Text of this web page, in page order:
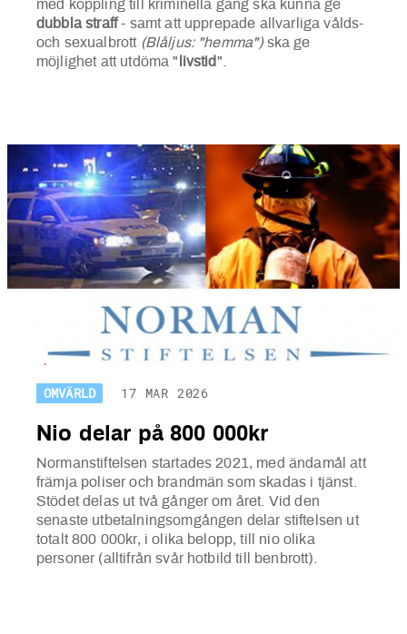
med koppling till kriminella gäng ska kunna ge
dubbla straff- samt att upprepade allvarliga vålds-
och sexualbrott (Blåljus: "hemma")ska ge
möjlighet att utdöma " livstid".
OMVÄRLD 17 MAR 2026
Nio delar på 800 000kr
Normanstiftelsen startades 2021, med ändamål att
främja poliser och brandmän som skadas i tjänst.
Stödet delas ut två gånger om året. Vid den
senaste utbetalningsomgången delar stiftelsen ut
totalt 800 000kr, i olika belopp, till nio olika
personer (alltifrån svår hotbild till benbrott).